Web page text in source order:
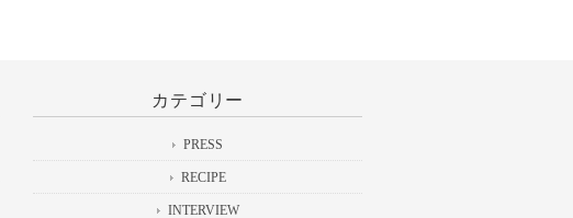
カテゴリー
PRESS
RECIPE
INTERVIEW